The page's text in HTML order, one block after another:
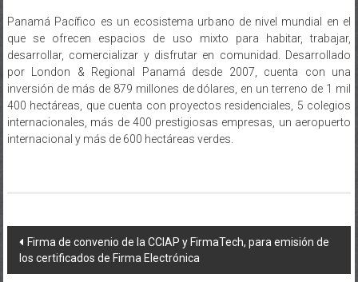
Panamá Pacífico es un ecosistema urbano de nivel mundial en el
que se ofrecen espacios de uso mixto para habitar, trabajar,
desarrollar, comercializar y disfrutar en comunidad. Desarrollado
por London & Regional Panamá desde 2007, cuenta con una
inversión de más de 879 millones de dólares, en un terreno de 1 mil
400 hectáreas, que cuenta con proyectos residenciales, 5 colegios
internacionales, más de 400 prestigiosas empresas, un aeropuerto
internacional y más de 600 hectáreas verdes.
Navegación
de
Firma de convenio de la CCIAP y FirmaTech, para emisión de
los certificados de Firma Electrónica